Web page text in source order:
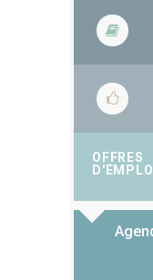
OFFRES
D'EMPLOI